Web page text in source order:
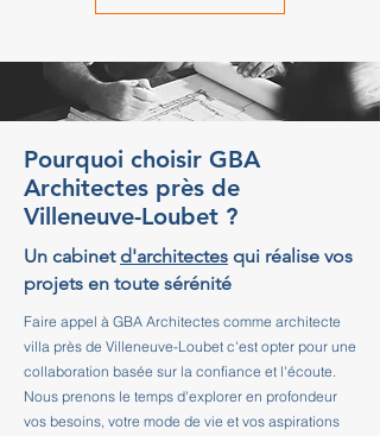
Pourquoi choisir GBA
Architectes près de
Villeneuve-Loubet ?
Un cabinet d'architectes qui réalise vos
projets en toute sérénité
Faire appel à GBA Architectes comme architecte
villa près de Villeneuve-Loubet c'est opter pour une
collaboration basée sur la confiance et l'écoute.
Nous prenons le temps d'explorer en profondeur
vos besoins, votre mode de vie et vos aspirations